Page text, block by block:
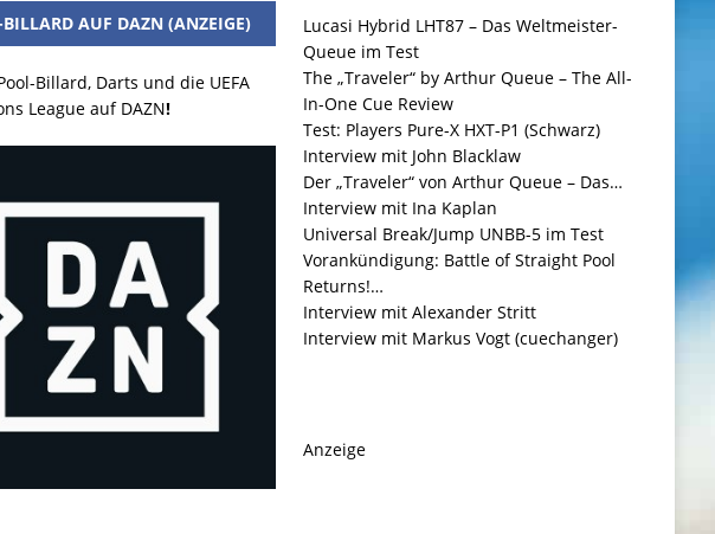
AUF DAZN (ANZEIGE)
Billard, Darts und die UEFA
League auf DAZN!
Lucasi Hybrid LHT87 – Das Weltmeister-
Queue im Test
The „Traveler“ by Arthur Queue – The All-
In-One Cue Review
Test: Players Pure-X HXT-P1 (Schwarz)
Interview mit John Blacklaw
Der „Traveler“ von Arthur Queue – Das…
Interview mit Ina Kaplan
Universal Break/Jump UNBB-5 im Test
Vorankündigung: Battle of Straight Pool
Returns!…
Interview mit Alexander Stritt
Interview mit Markus Vogt (cuechanger)
Anzeige